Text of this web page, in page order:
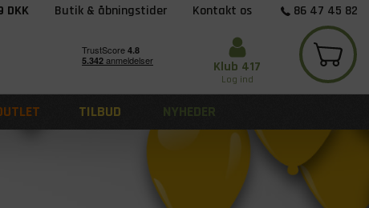
Butik & åbningstider Kontakt os
86 47 45 82
Klub 417
Log ind
TILBUD NYHEDER